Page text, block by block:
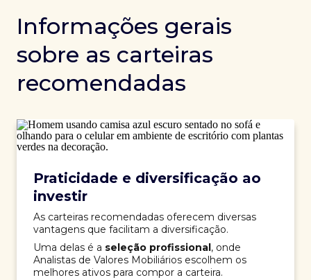
Informações gerais
sobre as carteiras
recomendadas
Praticidade e diversificação ao
investir
As carteiras recomendadas oferecem diversas
vantagens que facilitam a diversificação.
Uma delas é a seleção profissional, onde
Analistas de Valores Mobiliários escolhem os
melhores ativos para compor a carteira.